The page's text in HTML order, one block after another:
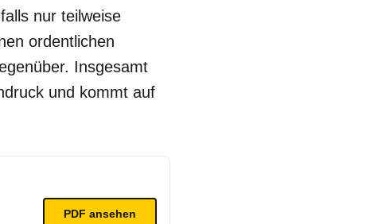
nur teilweise
ordentlichen
Insgesamt
und kommt auf
PDF ansehen